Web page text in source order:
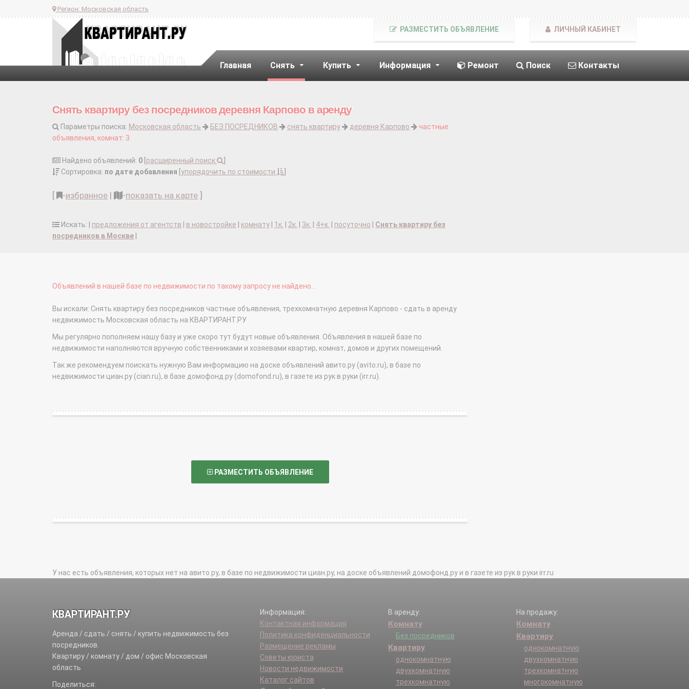
Регион: Московская область
Главная Снять Купить Информация Ремонт Поиск Контакты
РАЗМЕСТИТЬ ОБЪЯВЛЕНИЕ ЛИЧНЫЙ КАБИНЕТ
Снять квартиру без посредников деревня Карпово в аренду
Параметры поиска: Московская область БЕЗ ПОСРЕДНИКОВ снять квартиру деревня Карпово
частные
объявления, комнат: 3
Найдено объявлений: 0 расширенный поиск
Сортировка: по дате добавления упорядочить по стоимости
-избранное | -показать на карте
Искать: | предложения от агентств в новостройке комнату 1к. 2к. 3к. 4+к. посуточно
Снять квартиру без
посредников в Москве
Объявлений в нашей базе по недвижимости по такому запросу не найдено...
Вы искали: Снять квартиру без посредников частные объявления, трехкомнатную деревня Карпово - сдать в аренду
недвижимость Московская область на КВАРТИРАНТ.РУ
Мы регулярно пополняем нашу базу и уже скоро тут будут новые объявления. Объявления в нашей базе по
недвижимости наполняются вручную собственниками и хозяевами квартир, комнат, домов и других помещений.
Так же рекомендуем поискать нужную Вам информацию на доске объявлений авито.ру (avito.ru), в базе по
недвижимости циан.ру (cian.ru), в базе домофонд.ру (domofond.ru), в газете из рук в руки (irr.ru).
РАЗМЕСТИТЬ ОБЪЯВЛЕНИЕ
У нас есть объявления, которых нет на авито.ру, в базе по недвижимости циан.ру, на доске объявлений домофонд.ру и в газете из рук в руки irr.ru
КВАРТИРАНТ.РУ
Аренда / сдать / снять / купить недвижимость без
посредников.
Квартиру / комнату / дом / офис Московская
область
Поделиться:
Информация:
Контактная информация
Политика конфиденциальности
Размещение рекламы
Советы юриста
Новости недвижимости
Каталог сайтов
В аренду:
Комнату
Без посредников
Квартиру
однокомнатную
двухкомнатную
трехкомнатную
На продажу:
Комнату
Квартиру
однокомнатную
двухкомнатную
трехкомнатную
многокомнатную